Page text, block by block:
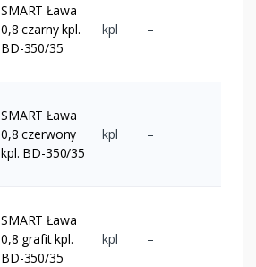
SMART Ława
0,8 czarny kpl.
BD-350/35
kpl –
SMART Ława
0,8 czerwony
kpl. BD-350/35
kpl –
SMART Ława
0,8 grafit kpl.
BD-350/35
kpl –